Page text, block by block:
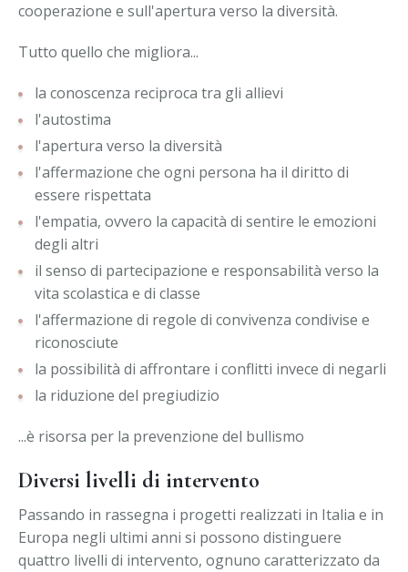
cooperazione e sull'apertura verso la diversità.
Tutto quello che migliora...
la conoscenza reciproca tra gli allievi
l'autostima
l'apertura verso la diversità
l'affermazione che ogni persona ha il diritto di
essere rispettata
l'empatia, ovvero la capacità di sentire le emozioni
degli altri
il senso di partecipazione e responsabilità verso la
vita scolastica e di classe
l'affermazione di regole di convivenza condivise e
riconosciute
la possibilità di affrontare i conflitti invece di negarli
la riduzione del pregiudizio
...è risorsa per la prevenzione del bullismo
Diversi livelli di intervento
Passando in rassegna i progetti realizzati in Italia e in
Europa negli ultimi anni si possono distinguere
quattro livelli di intervento, ognuno caratterizzato da